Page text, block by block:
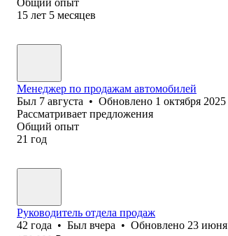
15 лет 5 месяцев
Менеджер по продажам автомобилей
Был 7 августа • Обновлено 1 октября 2025
Рассматривает предложения
Общий опыт
21 год
Руководитель отдела продаж
42 года • Был вчера • Обновлено 23 июня